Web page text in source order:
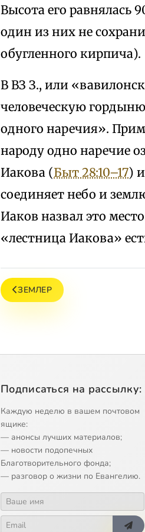
Высота его равнялась
один из них не
обугленного кирпича).
В ВЗ З., или
человеческую
одного наречия».
народу одно наречие
Иакова (Быт 28:10–17)
соединяет небо и
Иаков назвал это
«лестница Иакова»
ЗЕМЛЕР
Подписаться на рассылку:
Каждую неделю в вашем почтовом
ящике:
— анонсы лучших материалов;
— новости подопечных
Благотворительного фонда;
— разговор о жизни по Евангелию.